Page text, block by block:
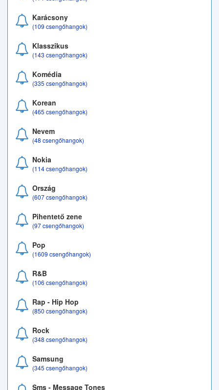
Karácsony
(109 csengőhangok)
Klasszikus
(143 csengőhangok)
Komédia
(335 csengőhangok)
Korean
(465 csengőhangok)
Nevem
(48 csengőhangok)
Nokia
(114 csengőhangok)
Ország
(607 csengőhangok)
Pihentető zene
(97 csengőhangok)
Pop
(1609 csengőhangok)
R&B
(106 csengőhangok)
Rap - Hip Hop
(850 csengőhangok)
Rock
(348 csengőhangok)
Samsung
(345 csengőhangok)
Sms - Message Tones